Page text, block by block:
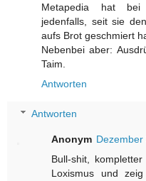
Metapedia hat bei
jedenfalls, seit sie
aufs Brot geschmiert
Nebenbei aber:
Taim.
Antworten
Antworten
Anonym Dezember
Bull-shit,
Loxismus und